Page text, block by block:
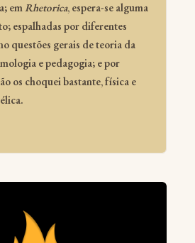
emRhetorica, espera-se alguma
espalhadas por diferentes
questões gerais de teoria da
e pedagogia; e por
os choquei bastante, física e